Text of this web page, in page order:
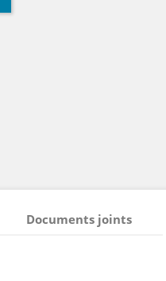
Documents joints